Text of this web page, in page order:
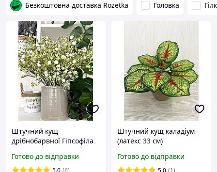
Безкоштовна доставка Rozetka Головка
Штучний кущ
дрібнобарвної Гіпсофіла
Готово до відправки
5.0 (6)
Штучний кущ каладіум
(латекс 33 см)
Готово до відправки
5.0 (1)